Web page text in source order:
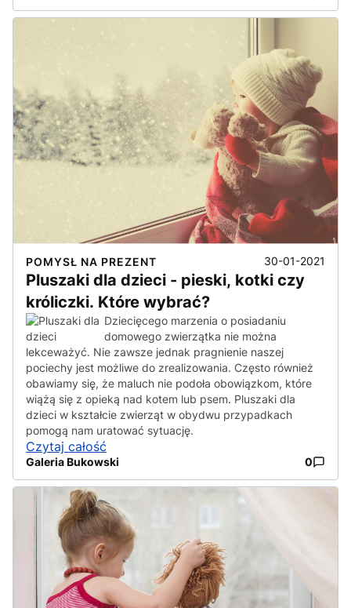
POMYSŁ NA PREZENT 30-01-2021
Pluszaki dla dzieci - pieski, kotki czy
króliczki. Które wybrać?
Dziecięcego marzenia o posiadaniu
domowego zwierzątka nie można
lekceważyć. Nie zawsze jednak pragnienie naszej
pociechy jest możliwe do zrealizowania. Często również
obawiamy się, że maluch nie podoła obowiązkom, które
wiążą się z opieką nad kotem lub psem. Pluszaki dla
dzieci w kształcie zwierząt w obydwu przypadkach
pomogą nam uratować sytuację.
Czytaj całość
Galeria Bukowski 0